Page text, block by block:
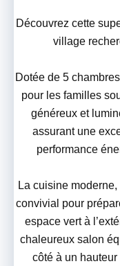
Découvrez cette
village
Dotée de 5
pour les familles
généreux et
assurant une
performance
La cuisine
convivial pour
espace vert à
chaleureux salon
côté à un